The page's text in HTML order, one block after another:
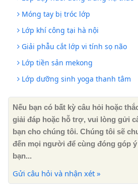
Móng tay bị tróc lớp
Lớp khí công tại hà nội
Giải phẫu cắt lớp vi tính sọ não
Lớp tiền sản mekong
Lớp dưỡng sinh yoga thanh tâm
Nếu bạn có bất kỳ câu hỏi hoặc
giải đáp hoặc hỗ trợ, vui lòng gửi
bạn cho chúng tôi. Chúng tôi sẽ
đến mọi người để cùng đóng góp
bạn...
Gửi câu hỏi và nhận xét »